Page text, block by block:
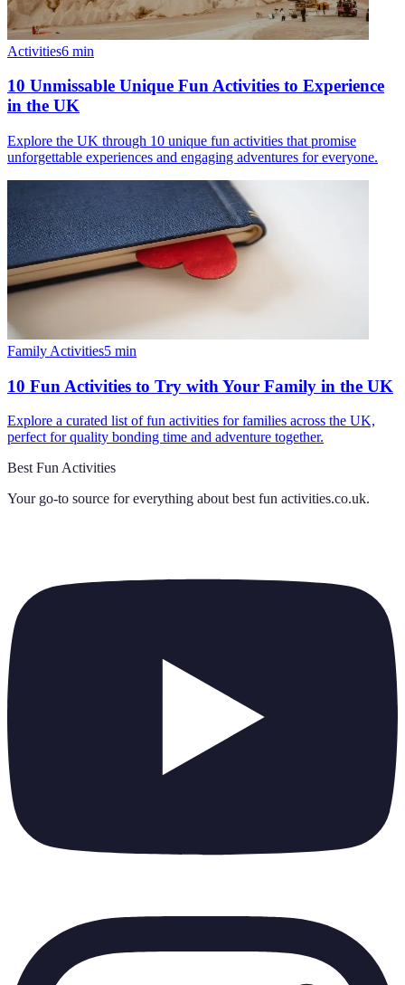
Activities6 min
10 Unmissable Unique Fun Activities to Experience
in the UK
Explore the UK through 10 unique fun activities that promise
unforgettable experiences and engaging adventures for everyone.
Family Activities5 min
10 Fun Activities to Try with Your Family in the UK
Explore a curated list of fun activities for families across the UK,
perfect for quality bonding time and adventure together.
Best Fun Activities
Your go-to source for everything about best fun activities.co.uk.